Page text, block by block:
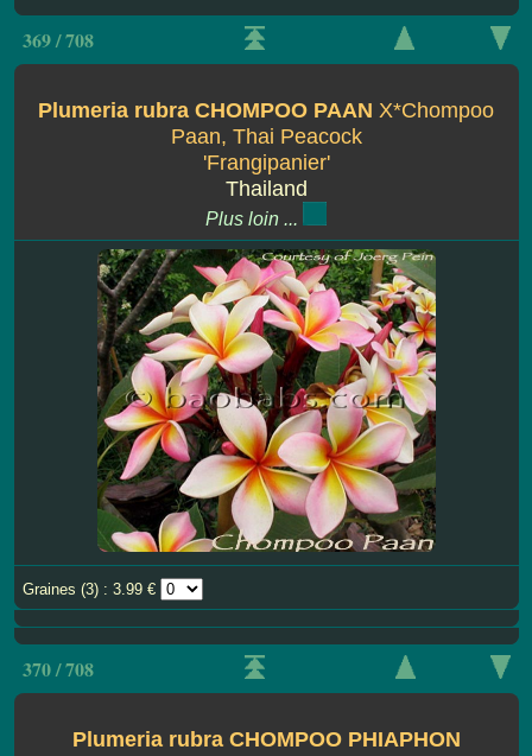
369 / 708
Plumeria rubra CHOMPOO PAAN X*Chompoo
Paan, Thai Peacock
'Frangipanier'
Thailand
Plus loin ...
Graines (3) : 3.99 €
370 / 708
Plumeria rubra CHOMPOO PHIAPHON